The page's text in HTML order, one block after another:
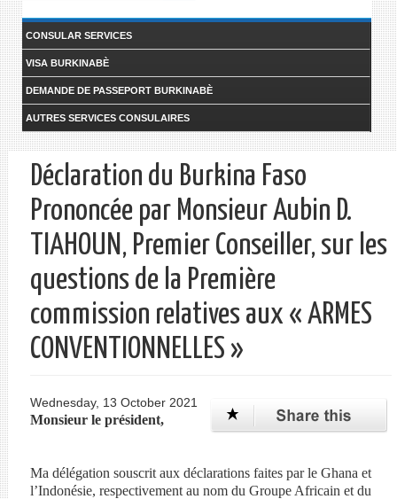
form
Search
CONSULAR SERVICES
VISA BURKINABÈ
DEMANDE DE PASSEPORT BURKINABÈ
AUTRES SERVICES CONSULAIRES
Déclaration du Burkina Faso
Prononcée par Monsieur Aubin D.
TIAHOUN, Premier Conseiller, sur les
questions de la Première
commission relatives aux « ARMES
CONVENTIONNELLES »
Wednesday, 13 October 2021
Monsieur le président,
Ma délégation souscrit aux déclarations faites par le Ghana et
l’Indonésie, respectivement au nom du Groupe Africain et du